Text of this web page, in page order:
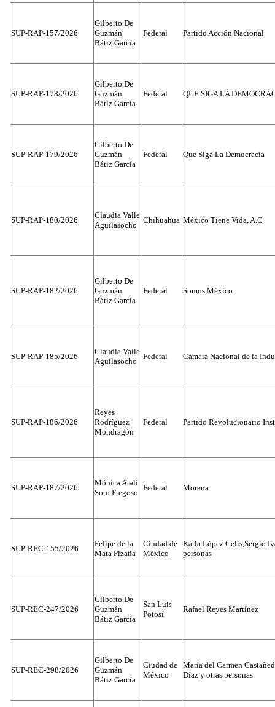
SUP-RAP-157/2026
Gilberto De
Guzmán
Bátiz García
Federal Partido Acción Nacional
SUP-RAP-178/2026
Gilberto De
Guzmán
Bátiz García
Federal QUE SIGA LA
SUP-RAP-179/2026
Gilberto De
Guzmán
Bátiz García
Federal Que Siga La Democracia
SUP-RAP-180/2026
Claudia Valle
Aguilasocho
Chihuahua México Tiene Vida, A.C
SUP-RAP-182/2026
Gilberto De
Guzmán
Bátiz García
Federal Somos México
SUP-RAP-185/2026
Claudia Valle
Aguilasocho
Federal Cámara Nacional de la
SUP-RAP-186/2026
Reyes
Rodríguez
Mondragón
Federal Partido Revolucionario
SUP-RAP-187/2026
Mónica Aralí
Soto Fregoso
Federal Morena
SUP-REC-155/2026
Felipe de la
Mata Pizaña
Ciudad de
México
Karla López Celis,Sergio
personas
SUP-REC-247/2026
Gilberto De
Guzmán
Bátiz García
San Luis
Potosí
Rafael Reyes Martínez
SUP-REC-298/2026
Gilberto De
Guzmán
Bátiz García
Ciudad de
México
María del Carmen
Díaz y otras personas